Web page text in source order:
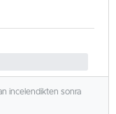
incelendikten sonra